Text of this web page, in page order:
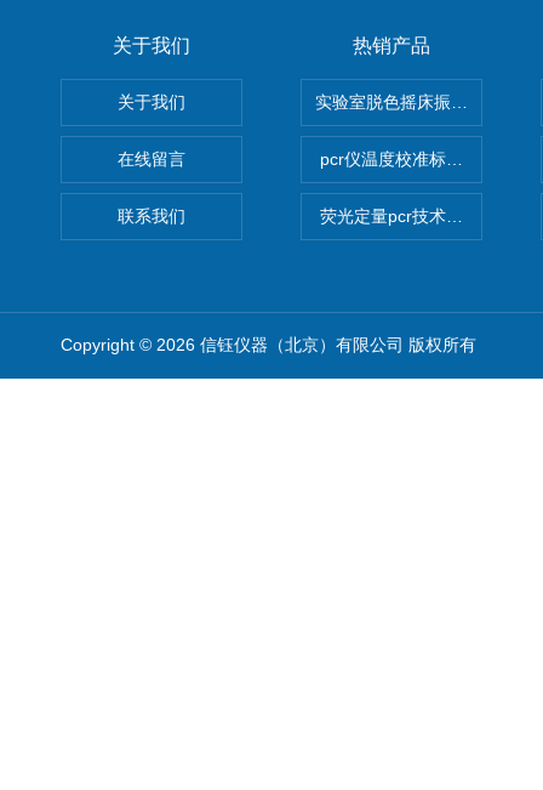
关于我们
关于我们
在线留言
联系我们
热销产品
实验室脱色摇床振荡器
pcr仪温度校准标定设备
荧光定量pcr技术定制化服务
Copyright © 2026 信钰仪器（北京）有限公司 版权所有